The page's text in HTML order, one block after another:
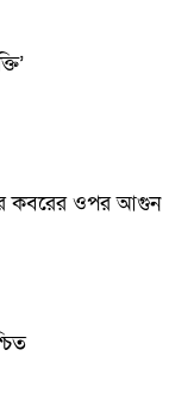
কবরের ওপর আগুন